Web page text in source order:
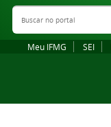
Buscar no portal
Meu IFMG SEI